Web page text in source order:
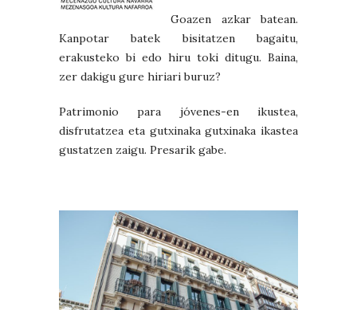
Goazen azkar batean.
Kanpotar batek bisitatzen bagaitu,
erakusteko bi edo hiru toki ditugu. Baina,
zer dakigu gure hiriari buruz?
Patrimonio para jóvenes-en ikustea,
disfrutatzea eta gutxinaka gutxinaka ikastea
gustatzen zaigu. Presarik gabe.